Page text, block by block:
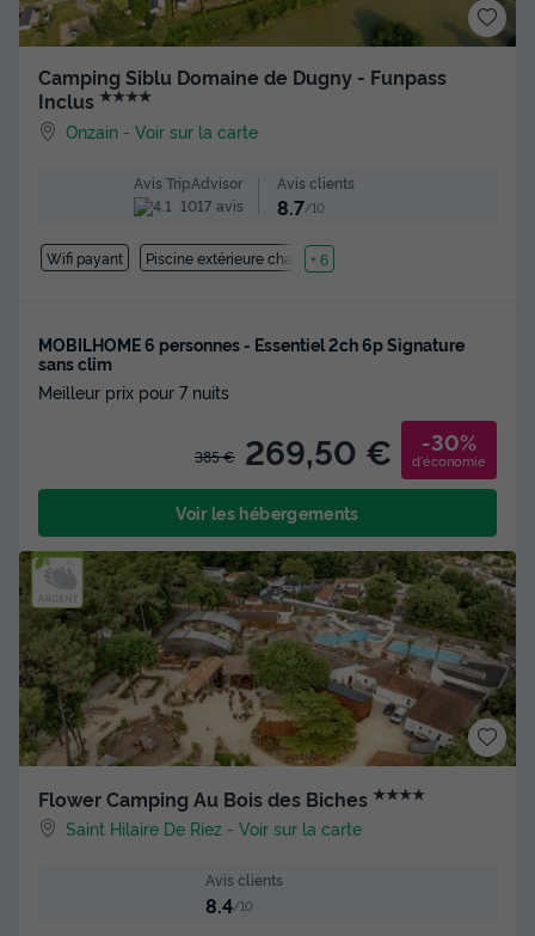
Camping Siblu Domaine de Dugny - Funpass
Inclus ★★★★
Onzain -Voir sur la carte
Avis TripAdvisor
1017 avis
Avis clients
8.7/10
Wifi payant Piscine extérieure chauffée
+ 6
MOBILHOME 6 personnes - Essentiel 2ch 6p Signature
sans clim
Meilleur prix pour 7 nuits
385 € 269,50 € -30%
d'économie
Voir les hébergements
Flower Camping Au Bois des Biches ★★★★
Saint Hilaire De Riez -Voir sur la carte
Avis clients
8.4/10